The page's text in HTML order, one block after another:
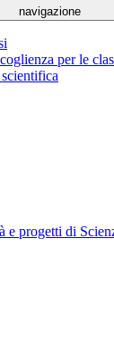
navigazione
per le
e progetti di